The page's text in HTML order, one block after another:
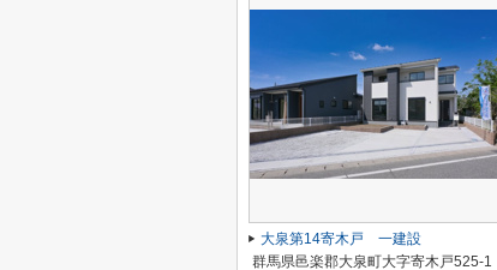
大泉第14寄木戸 一建設
群馬県邑楽郡大泉町大字寄木戸525-1